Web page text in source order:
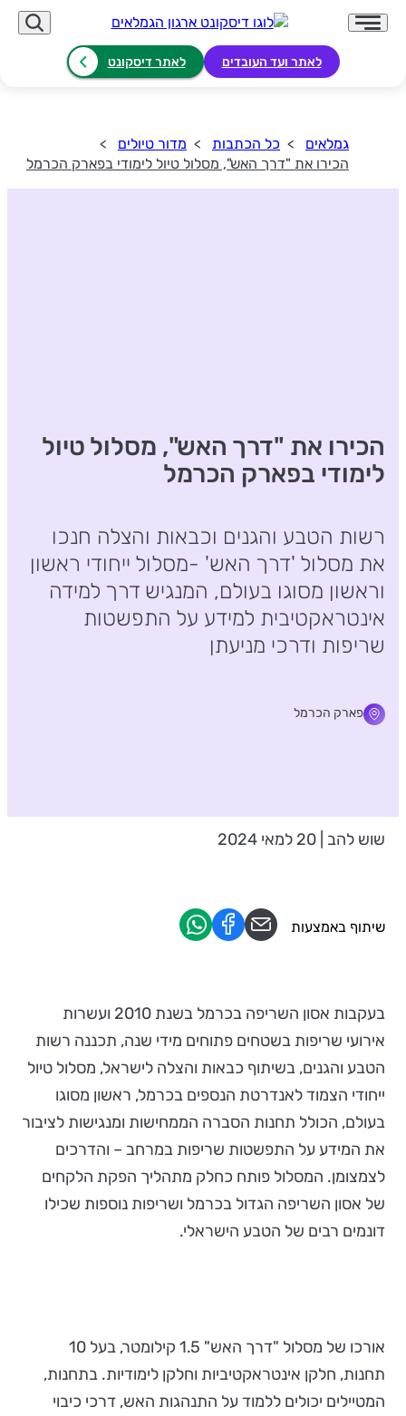
לאתר ועד העובדים לאתר דיסקונט
גמלאים כל הכתבות
מדור טיולים
הכירו את "דרך האש", מסלול טיול לימודי בפארק הכרמל
הכירו את "דרך האש", מסלול טיול
לימודי בפארק הכרמל
רשות הטבע והגנים וכבאות והצלה חנכו
את מסלול 'דרך האש' -מסלול ייחודי ראשון
וראשון מסוגו בעולם, המנגיש דרך למידה
אינטראקטיבית למידע על התפשטות
שריפות ודרכי מניעתן
פארק הכרמל
שוש להב | 20 למאי 2024
בעקבות אסון השריפה בכרמל בשנת 2010 ועשרות
אירועי שריפות בשטחים פתוחים מידי שנה, תכננה רשות
הטבע והגנים, בשיתוף כבאות והצלה לישראל, מסלול טיול
ייחודי הצמוד לאנדרטת הנספים בכרמל, ראשון מסוגו
בעולם, הכולל תחנות הסברה הממחישות ומנגישות לציבור
את המידע על התפשטות שריפות במרחב – והדרכים
לצמצומן. המסלול פותח כחלק מתהליך הפקת הלקחים
של אסון השריפה הגדול בכרמל ושריפות נוספות שכילו
דונמים רבים של הטבע הישראלי.
אורכו של מסלול "דרך האש" 1.5 קילומטר, בעל 10
תחנות, חלקן אינטראקטיביות וחלקן לימודיות. בתחנות,
המטיילים יכולים ללמוד על התנהגות האש, דרכי כיבוי
שיתוף באמצעות